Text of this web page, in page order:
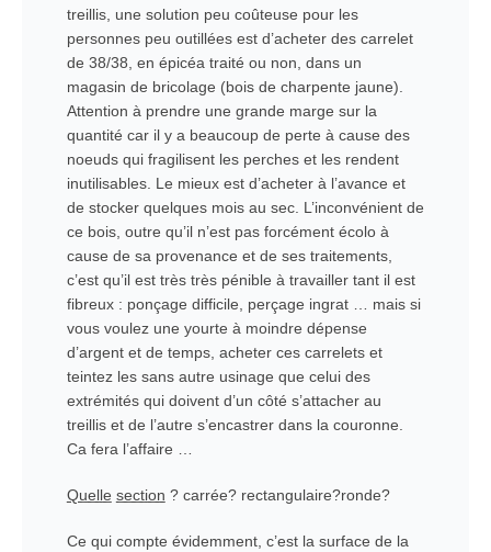
treillis, une solution peu coûteuse pour les
personnes peu outillées est d’acheter des carrelet
de 38/38, en épicéa traité ou non, dans un
magasin de bricolage (bois de charpente jaune).
Attention à prendre une grande marge sur la
quantité car il y a beaucoup de perte à cause des
noeuds qui fragilisent les perches et les rendent
inutilisables. Le mieux est d’acheter à l’avance et
de stocker quelques mois au sec. L’inconvénient de
ce bois, outre qu’il n’est pas forcément écolo à
cause de sa provenance et de ses traitements,
c’est qu’il est très très pénible à travailler tant il est
fibreux : ponçage difficile, perçage ingrat … mais si
vous voulez une yourte à moindre dépense
d’argent et de temps, acheter ces carrelets et
teintez les sans autre usinage que celui des
extrémités qui doivent d’un côté s’attacher au
treillis et de l’autre s’encastrer dans la couronne.
Ca fera l’affaire …
Quelle section ? carrée? rectangulaire?ronde?
Ce qui compte évidemment, c’est la surface de la